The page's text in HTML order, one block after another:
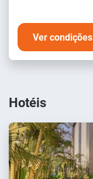
Ver condições
Hotéis